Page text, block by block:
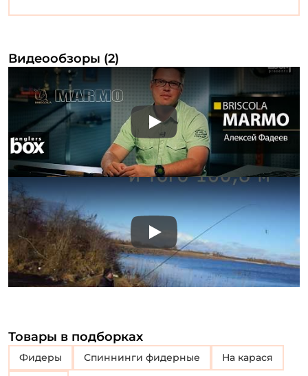
Видеообзоры (2)
Play
Play
Товары в подборках
Фидеры Спиннинги фидерные На карася